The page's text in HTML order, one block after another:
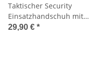
Taktischer Security
Einsatzhandschuh mit
Quarzsand
29,90 € *